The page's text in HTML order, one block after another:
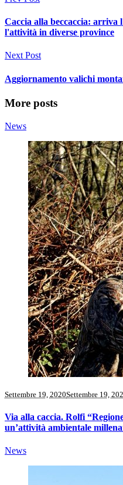
Caccia alla beccaccia: arriva
l'attività in diverse province
Next Post
Aggiornamento valichi
More posts
News
Settembre 19, 2020Settembre 19,
Via alla caccia. Rolfi
un’attività ambientale
News